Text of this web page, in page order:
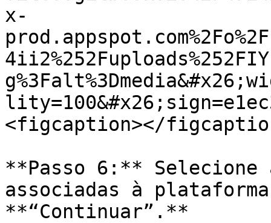
x-
<figcaption></
**Passo 6:** Selecione
associadas à
**“Continuar”.**